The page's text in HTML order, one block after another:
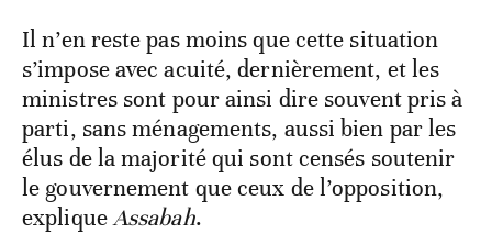
Il n’en reste pas moins que cette situation
s’impose avec acuité, dernièrement, et les
ministres sont pour ainsi dire souvent pris à
parti, sans ménagements, aussi bien par les
élus de la majorité qui sont censés soutenir
le gouvernement que ceux de l’opposition,
expliqueAssabah.